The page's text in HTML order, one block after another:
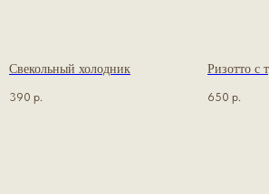
Свекольный холодник
390 р.
Ризотто с
650 р.